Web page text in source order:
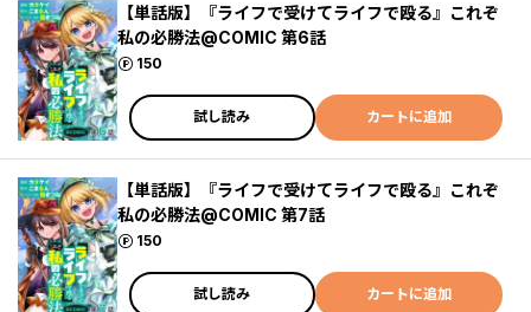
【単話版】『ライフで受けてライフで殴る』これぞ
私の必勝法@COMIC 第6話
150
ポイント
試し読み カートに追加
【単話版】『ライフで受けてライフで殴る』これぞ
私の必勝法@COMIC 第7話
150
ポイント
試し読み カートに追加